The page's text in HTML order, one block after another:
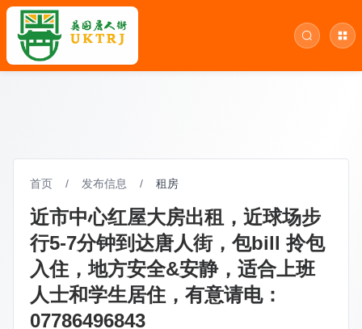
首页 / 发布信息 / 租房
近市中心红屋大房出租，近球场步
行5-7分钟到达唐人街，包bill 拎包
入住，地方安全&安静，适合上班
人士和学生居住，有意请电：
07786496843